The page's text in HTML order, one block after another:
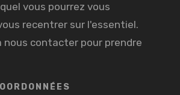
vous pourrez vous
recentrer sur l'essentiel.
nous contacter pour prendre